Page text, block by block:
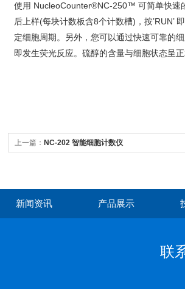
使用 NucleoCounter®NC-250™ 可简单快速
后上样(每块计数板含8个计数槽)，按
定细胞周期。另外，您可以通过快速可靠的
即发生荧光反应。硫醇的含量与细胞状态呈
上一篇： NC-202 智能细胞计数仪
新闻资讯 产品展示
联